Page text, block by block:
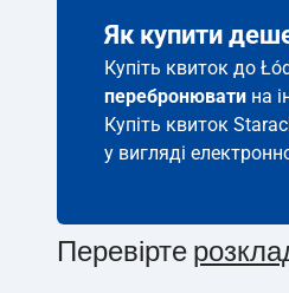
Як купити
Купіть квиток до
перебронювати на
Купіть квиток
у вигляді
Перевірте